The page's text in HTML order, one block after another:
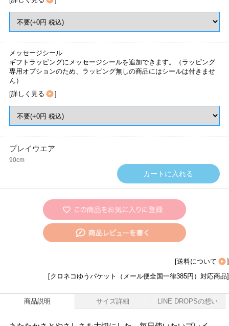
メッセージシール
ギフトラッピングにメッセージシールを追加できます。（ラッピング
専用オプションのため、ラッピング無しの商品にはシールは付きませ
ん）
[詳しく見る ]
プレイウエア
90cm
[送料について
]
[クロネコゆうパケット（メール便全国一律385円）対応商品]
商品説明 サイズ詳細 LINE DROPSの想い